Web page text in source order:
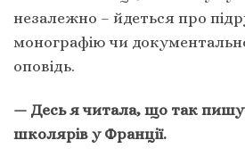
незалежно – йдеться про
монографію чи
оповідь.
— Десь я читала, що так
школярів у Франції.